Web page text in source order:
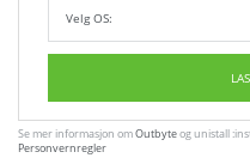
Se mer informasjon omOutbyteog unistall
Personvernregler